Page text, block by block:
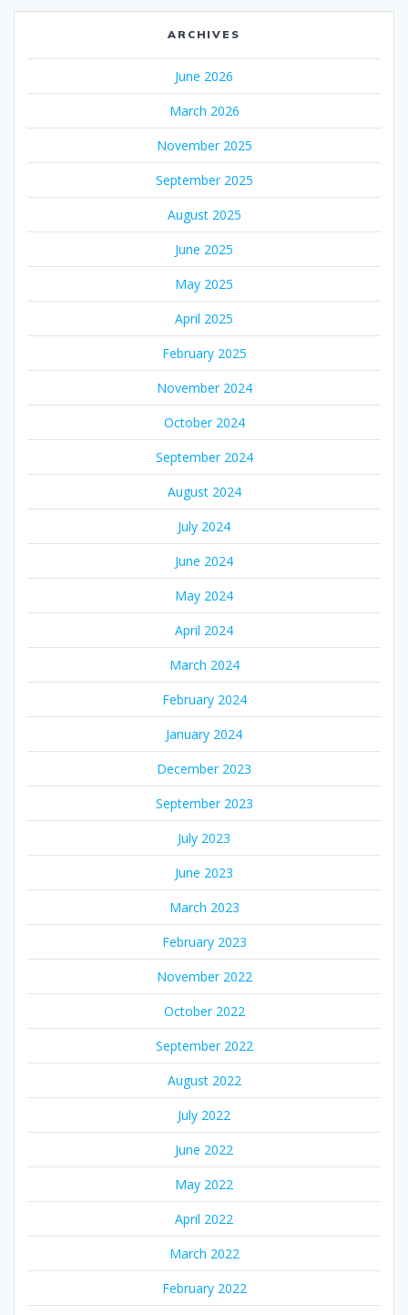
ARCHIVES
June 2026
March 2026
November 2025
September 2025
August 2025
June 2025
May 2025
April 2025
February 2025
November 2024
October 2024
September 2024
August 2024
July 2024
June 2024
May 2024
April 2024
March 2024
February 2024
January 2024
December 2023
September 2023
July 2023
June 2023
March 2023
February 2023
November 2022
October 2022
September 2022
August 2022
July 2022
June 2022
May 2022
April 2022
March 2022
February 2022